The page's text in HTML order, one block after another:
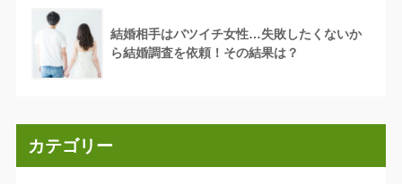
結婚相手はバツイチ女性…失敗したくないか
ら結婚調査を依頼！その結果は？
カテゴリー